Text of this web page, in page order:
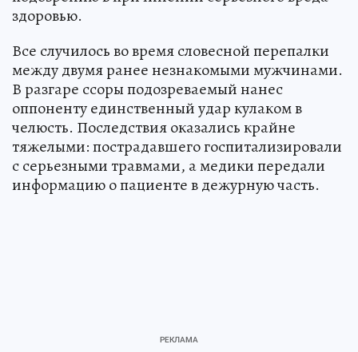
здоровью.
Все случилось во время словесной перепалки
между двумя ранее незнакомыми мужчинами.
В разгаре ссоры подозреваемый нанес
оппоненту единственный удар кулаком в
челюсть. Последствия оказались крайне
тяжелыми: пострадавшего госпитализировали
с серьезными травмами, а медики передали
информацию о пациенте в дежурную часть.